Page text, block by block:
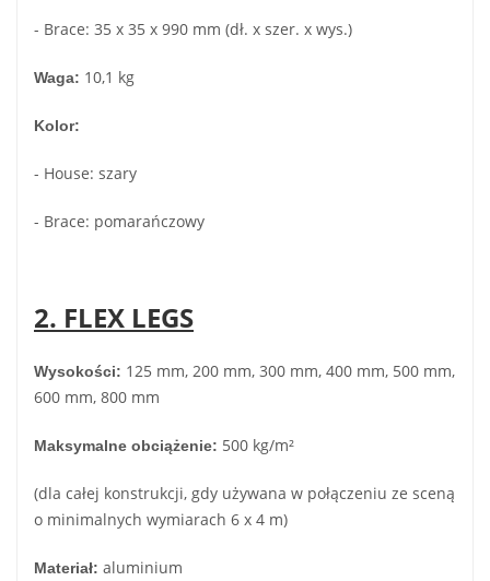
- Brace: 35 x 35 x 990 mm (dł. x szer. x wys.)
Waga: 10,1 kg
Kolor:
- House: szary
- Brace: pomarańczowy
2. FLEX LEGS
Wysokości: 125 mm, 200 mm, 300 mm, 400 mm, 500 mm,
600 mm, 800 mm
Maksymalne obciążenie: 500 kg/m²
(dla całej konstrukcji, gdy używana w połączeniu ze sceną
o minimalnych wymiarach 6 x 4 m)
Materiał: aluminium